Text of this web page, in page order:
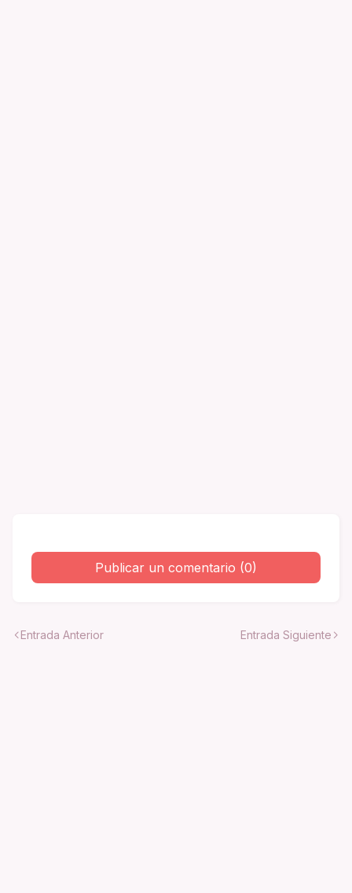
Publicar un comentario (0)
Entrada Anterior Entrada Siguiente